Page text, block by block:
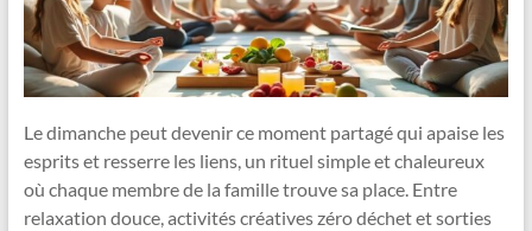
Le dimanche peut devenir ce moment partagé qui apaise les
esprits et resserre les liens, un rituel simple et chaleureux
où chaque membre de la famille trouve sa place. Entre
relaxation douce, activités créatives zéro déchet et sorties